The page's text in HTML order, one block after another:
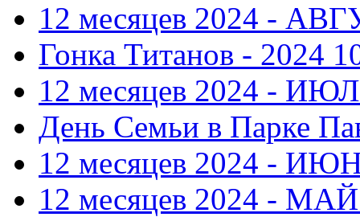
12 месяцев 2024 -
Гонка Титанов - 2024
12 месяцев 2024 -
День Семьи в Парке
12 месяцев 2024 -
12 месяцев 2024 - МАЙ